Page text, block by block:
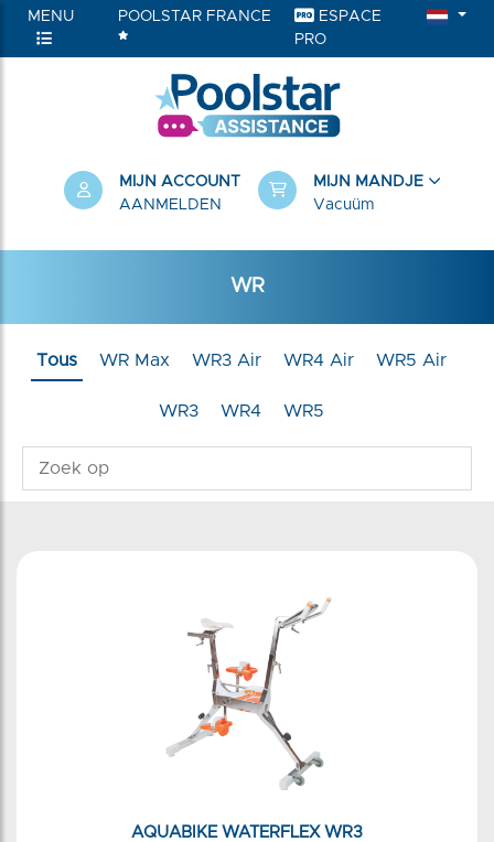
MENU POOLSTAR FRANCE
ESPACE
PRO
MIJN ACCOUNT
AANMELDEN
MIJN MANDJE
Vacuüm
WR
Tous WR Max WR3 Air WR4 Air WR5 Air
WR3 WR4 WR5
AQUABIKE WATERFLEX WR3